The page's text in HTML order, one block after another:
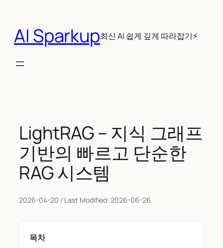
AI Sparkup최신 AI 쉽게 깊게 따라잡기⚡
LightRAG – 지식 그래프
기반의 빠르고 단순한
RAG 시스템
2026-04-20 / Last Modified: 2026-06-26
목차